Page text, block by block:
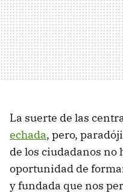
La suerte de las
echada, pero,
de los ciudadanos no
oportunidad de
y fundada que nos